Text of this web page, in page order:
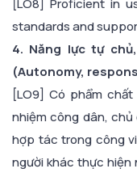
[LO8] Proficient in
standards and
4. Năng lực tự
(Autonomy,
[LO9] Có phẩm
nhiệm công dân,
hợp tác trong công
người khác thực hiện